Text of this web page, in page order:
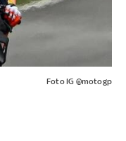
Foto IG @motogp